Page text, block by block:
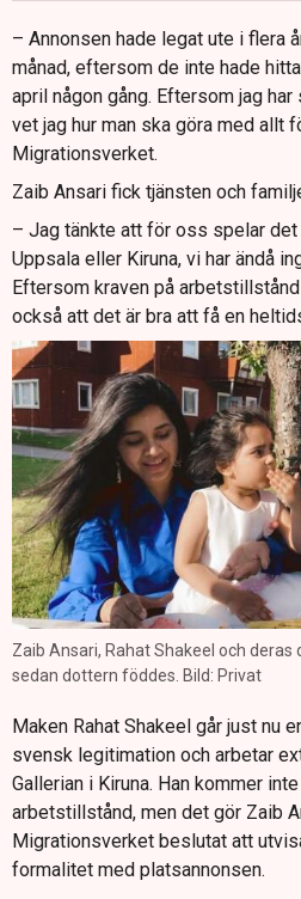
– Annonsen hade legat ute i flera
månad, eftersom de inte hade
april någon gång. Eftersom jag
vet jag hur man ska göra med allt
Migrationsverket.
Zaib Ansari fick tjänsten och
– Jag tänkte att för oss spelar
Uppsala eller Kiruna, vi har ändå
Eftersom kraven på
också att det är bra att få en
Zaib Ansari, Rahat Shakeel och
sedan dottern föddes. Bild: Privat
Maken Rahat Shakeel går just nu
svensk legitimation och arbetar
Gallerian i Kiruna. Han kommer
arbetstillstånd, men det gör Zaib
Migrationsverket beslutat att
formalitet med platsannonsen.